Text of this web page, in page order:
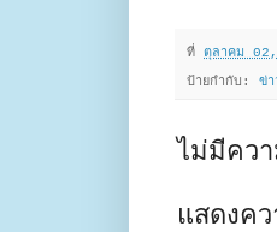
ที่ ตุลาคม
ป้ายกำกับ: ข่า
ไม่มีคว
แสดงค